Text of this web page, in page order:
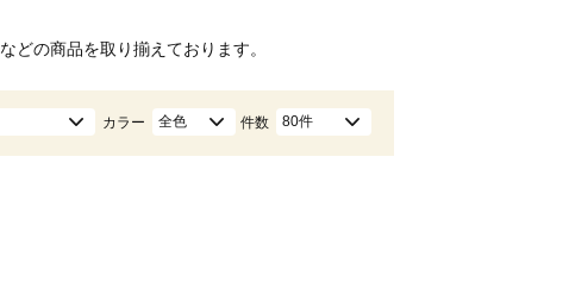
などの商品を取り揃えております。
カラー 全色 件数 80件